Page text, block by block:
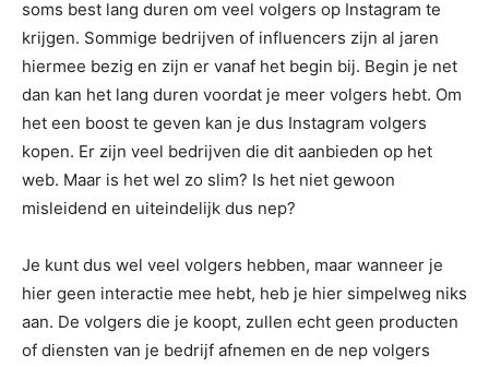
soms best lang duren om veel volgers op Instagram te
krijgen. Sommige bedrijven of influencers zijn al jaren
hiermee bezig en zijn er vanaf het begin bij. Begin je net
dan kan het lang duren voordat je meer volgers hebt. Om
het een boost te geven kan je dus Instagram volgers
kopen. Er zijn veel bedrijven die dit aanbieden op het
web. Maar is het wel zo slim? Is het niet gewoon
misleidend en uiteindelijk dus nep?
Je kunt dus wel veel volgers hebben, maar wanneer je
hier geen interactie mee hebt, heb je hier simpelweg niks
aan. De volgers die je koopt, zullen echt geen producten
of diensten van je bedrijf afnemen en de nep volgers